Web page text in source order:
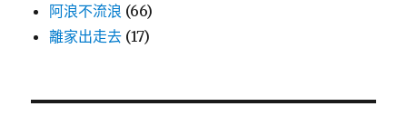
阿浪不流浪 (66)
離家出走去 (17)